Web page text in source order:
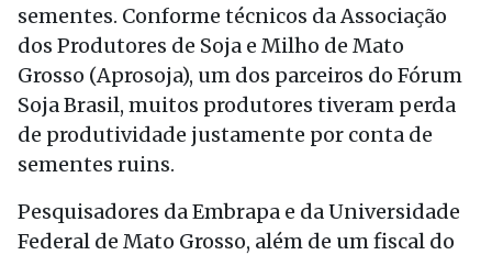
sementes. Conforme técnicos da Associação
dos Produtores de Soja e Milho de Mato
Grosso (Aprosoja), um dos parceiros do Fórum
Soja Brasil, muitos produtores tiveram perda
de produtividade justamente por conta de
sementes ruins.
Pesquisadores da Embrapa e da Universidade
Federal de Mato Grosso, além de um fiscal do